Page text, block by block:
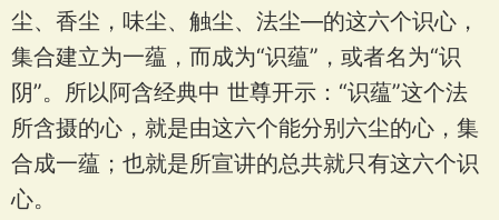
尘、香尘，味尘、触尘、法尘—的这六个识心，
集合建立为一蕴，而成为“识蕴”，或者名为“识
阴”。所以阿含经典中 世尊开示：“识蕴”这个法
所含摄的心，就是由这六个能分别六尘的心，集
合成一蕴；也就是所宣讲的总共就只有这六个识
心。